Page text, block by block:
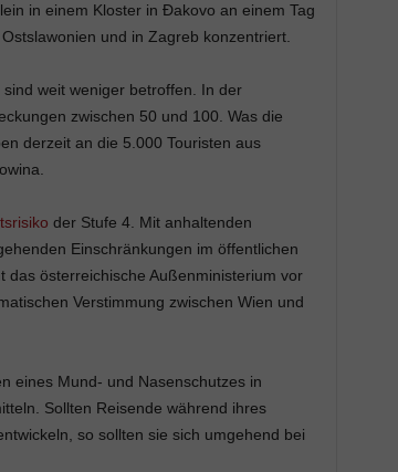
in einem Kloster in Đakovo an einem Tag
und in Zagreb konzentriert.
weit weniger betroffen. In der
zwischen 50 und 100. Was die
derzeit an die 5.000 Touristen aus
der Stufe 4. Mit anhaltenden
Einschränkungen im öffentlichen
das österreichische Außenministerium vor
Verstimmung zwischen Wien und
eines Mund- und Nasenschutzes in
Sollten Reisende während ihres
so sollten sie sich umgehend bei